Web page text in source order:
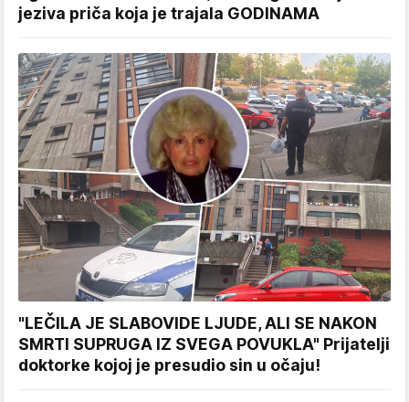
jeziva priča koja je trajala GODINAMA
"LEČILA JE SLABOVIDE LJUDE, ALI SE NAKON
SMRTI SUPRUGA IZ SVEGA POVUKLA" Prijatelji
doktorke kojoj je presudio sin u očaju!